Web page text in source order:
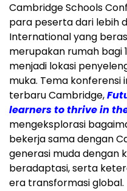
Cambridge Schools
para peserta dari lebih
International yang
merupakan rumah bagi
menjadi lokasi
muka. Tema konferensi
terbaruCambridge,
learners to thrive in
mengeksplorasi
bekerja sama dengan
generasi muda dengan
beradaptasi, serta
era transformasi global.